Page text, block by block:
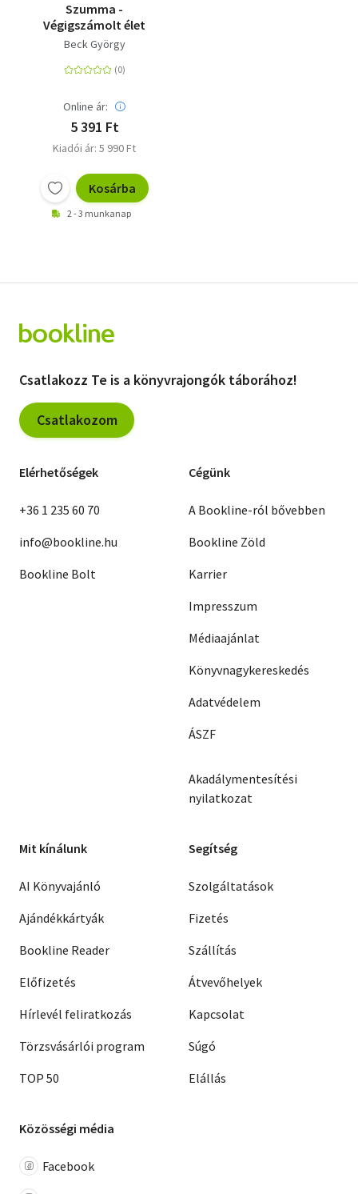
Szumma -
Végigszámolt élet
Beck György
Online ár:
5 391 Ft
Kiadói ár: 5 990 Ft
Kosárba
2 - 3 munkanap
Csatlakozz Te is a könyvrajongók táborához!
Csatlakozom
Elérhetőségek
+36 1 235 60 70
info@bookline.hu
Bookline Bolt
Cégünk
A Bookline-ról bővebben
Bookline Zöld
Karrier
Impresszum
Médiaajánlat
Könyvnagykereskedés
Adatvédelem
ÁSZF
Akadálymentesítési
nyilatkozat
Mit kínálunk
AI Könyvajánló
Ajándékkártyák
Bookline Reader
Előfizetés
Hírlevél feliratkozás
Törzsvásárlói program
TOP 50
Segítség
Szolgáltatások
Fizetés
Szállítás
Átvevőhelyek
Kapcsolat
Súgó
Elállás
Közösségi média
Facebook